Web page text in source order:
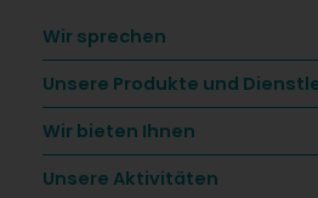
Wir sprechen
Unsere Produkte und
Wir bieten Ihnen
Unsere Aktivitäten